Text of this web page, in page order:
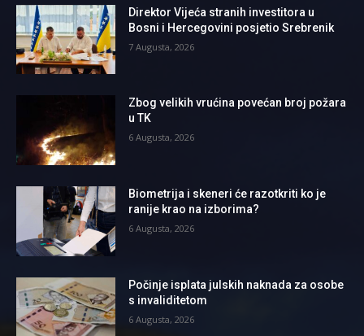
Direktor Vijeća stranih investitora u
Bosni i Hercegovini posjetio Srebrenik
7 Augusta, 2026
Zbog velikih vrućina povećan broj požara
u TK
6 Augusta, 2026
Biometrija i skeneri će razotkriti ko je
ranije krao na izborima?
6 Augusta, 2026
Počinje isplata julskih naknada za osobe
s invaliditetom
6 Augusta, 2026